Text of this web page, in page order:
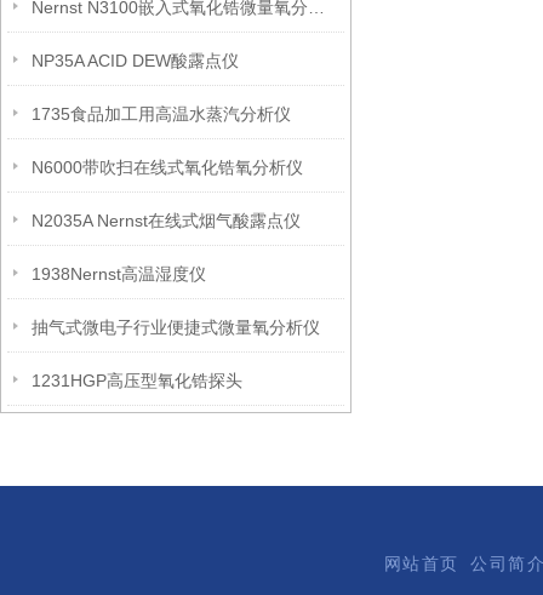
NP35A ACID DEW酸露点仪
1735食品加工用高温水蒸汽分析仪
N6000带吹扫在线式氧化锆氧分析仪
N2035A Nernst在线式烟气酸露点仪
1938Nernst高温湿度仪
抽气式微电子行业便捷式微量氧分析仪
1231HGP高压型氧化锆探头
网站首页 公司简